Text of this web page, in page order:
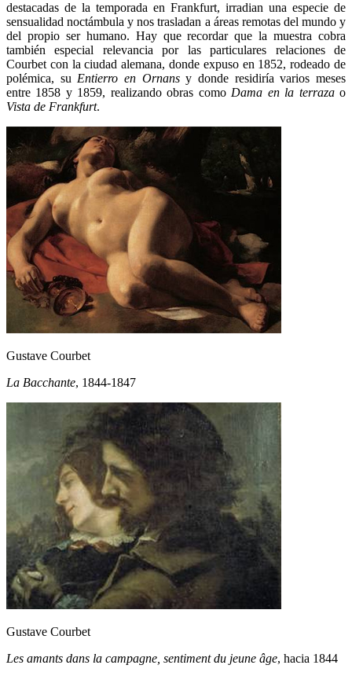
destacadas de la temporada en Frankfurt, irradian una especie de
sensualidad noctámbula y nos trasladan a áreas remotas del mundo y
del propio ser humano. Hay que recordar que la muestra cobra
también especial relevancia por las particulares relaciones de
Courbet con la ciudad alemana, donde expuso en 1852, rodeado de
polémica, su Entierro en Ornansy donde residiría varios meses
entre 1858 y 1859, realizando obras como Dama en la terrazao
Vista de Frankfurt.
Gustave Courbet
La Bacchante, 1844-1847
Gustave Courbet
Les amants dans la campagne, sentiment du jeune âge, hacia 1844